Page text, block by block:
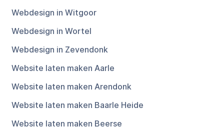
Webdesign in Witgoor
Webdesign in Wortel
Webdesign in Zevendonk
Website laten maken Aarle
Website laten maken Arendonk
Website laten maken Baarle Heide
Website laten maken Beerse